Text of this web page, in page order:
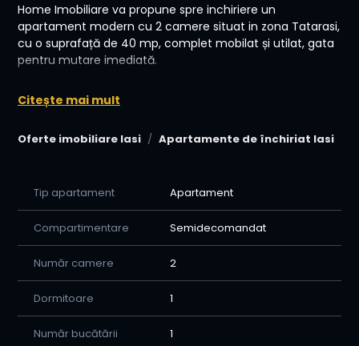
Oferte imobiliare Iasi Apartamente de închiriat Iasi
Home Imobiliare va propune spre inchiriere un
apartament modern cu 2 camere situat in zona Tatarasi,
cu o suprafață de 40 mp, complet mobilat și utilat, gata
pentru mutare imediată.
rapid la toate facilitățile necesare:
* Stații RATP la câteva minute de mers pe jos
* La doar 5 minute de Palas Mall și Iulius Mall
🏠 Detalii apartament:
* Compartimentare practică
* Mobilat complet
* Utilat cu electrocasnice
* Ideal pentru cuplu sau persoană singură
💰 Preț: 350 € / luna negociabil + comision
Citește mai mult
Tip apartament Apartament
Compartimentare Semidecomandat
Număr camere 2
Dormitoare 1
Număr bucătării 1